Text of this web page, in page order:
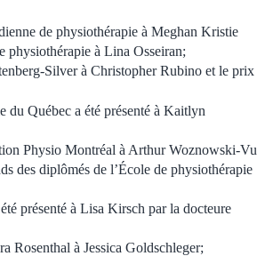
de physiothérapie à Meghan Kristie
physiothérapie à Lina Osseiran;
Silver à Christopher Rubino et le prix
du Québec a été présenté à Kaitlyn
Physio Montréal à Arthur Woznowski-Vu
des diplômés de l’École de physiothérapie
présenté à Lisa Kirsch par la docteure
Rosenthal à Jessica Goldschleger;